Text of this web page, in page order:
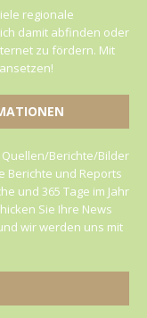
regionale
damit abfinden oder
zu fördern. Mit
Berichte/Bilder
Berichte und Reports
und 365 Tage im Jahr
Sie Ihre News
wir werden uns mit